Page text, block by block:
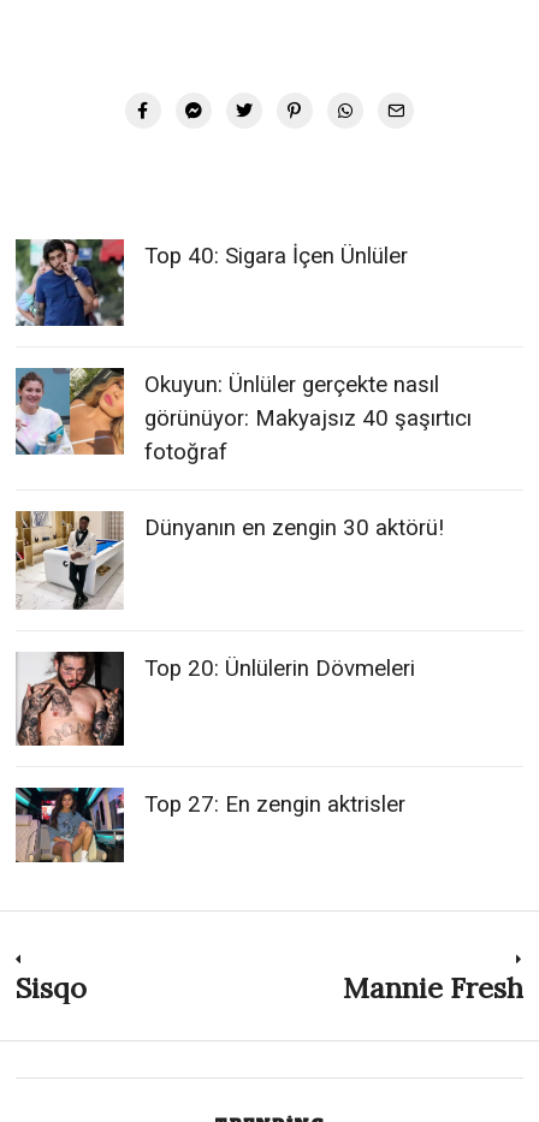
Top 40: Sigara İçen Ünlüler
Okuyun: Ünlüler gerçekte nasıl
görünüyor: Makyajsız 40 şaşırtıcı
fotoğraf
Dünyanın en zengin 30 aktörü!
Top 20: Ünlülerin Dövmeleri
Top 27: En zengin aktrisler
Post
navigation
Previous
Sisqo Mannie Fresh